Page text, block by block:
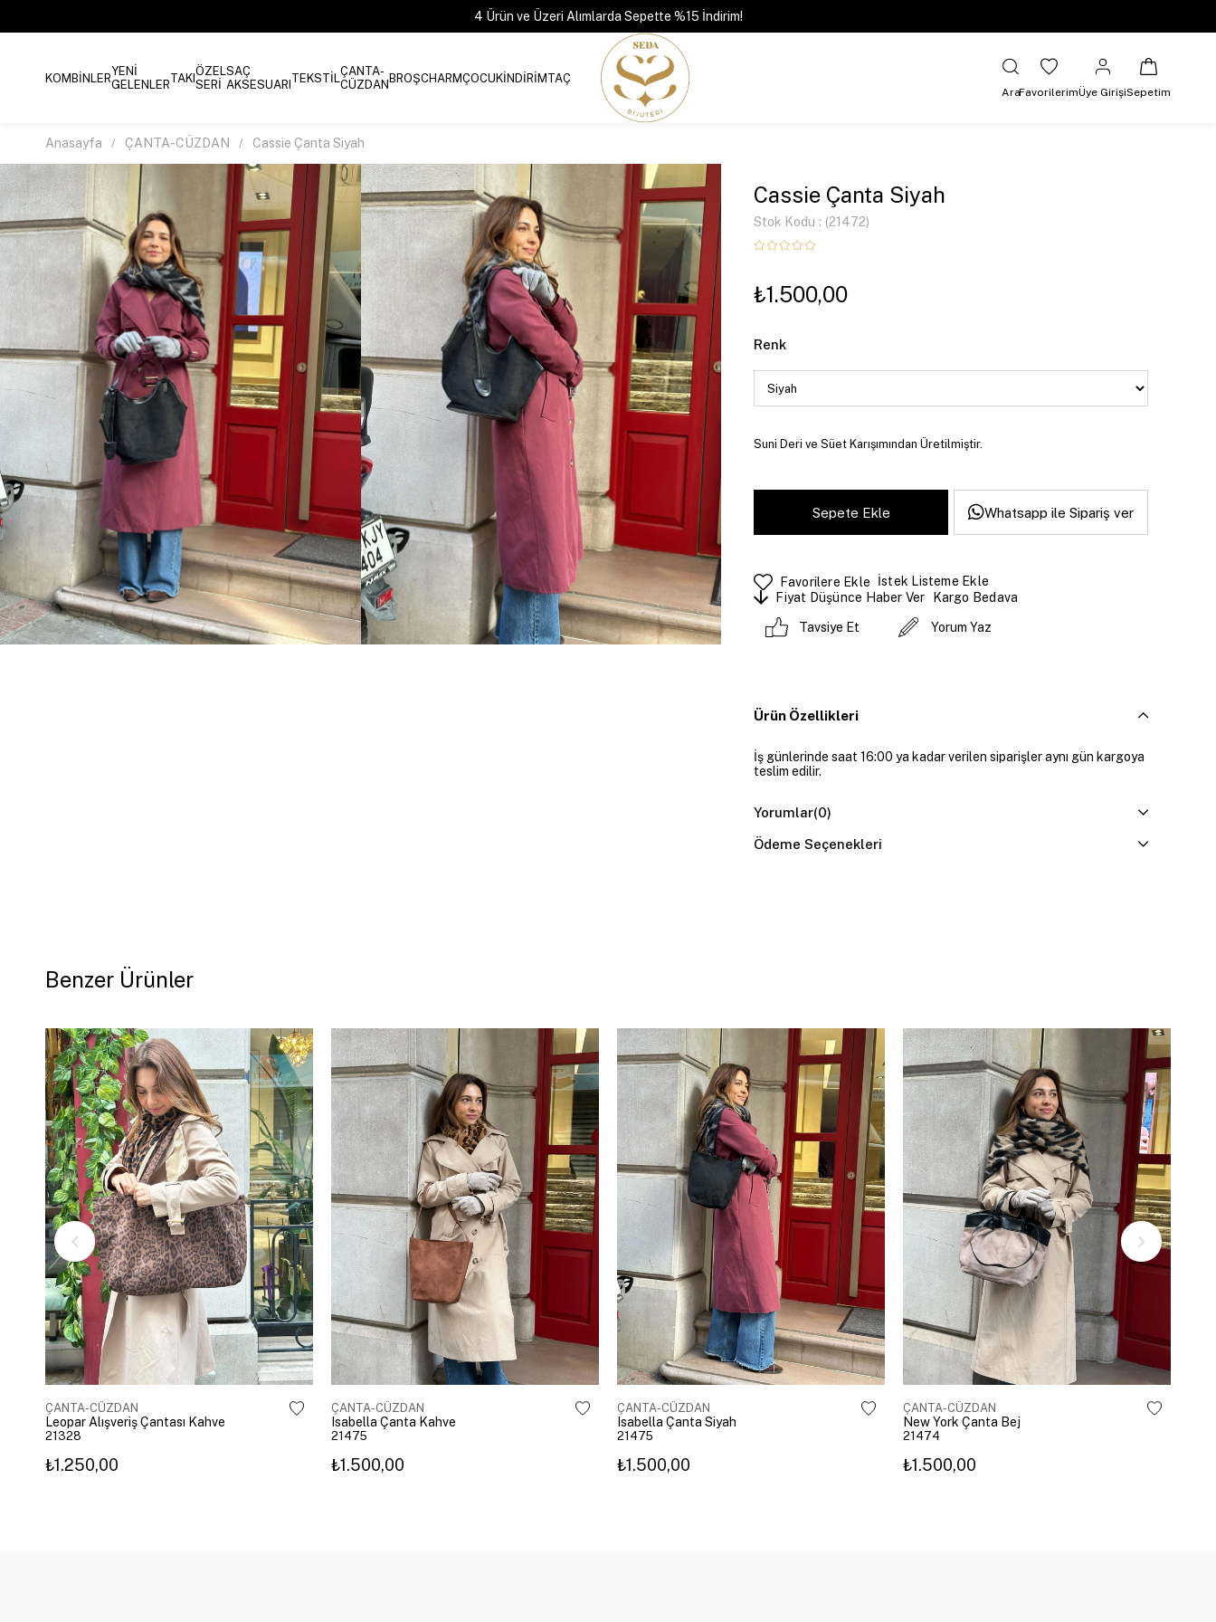
4 Ürün ve Üzeri Alımlarda Sepette %15 İndirim!
KOMBİNLERYENİ
GELENLERTAKIÖZEL
SERİ
SAÇ
AKSESUARI TEKSTİLÇANTA-
CÜZDANBROŞCHARMÇOCUKİNDİRİMTAÇ
AraFavorilerimÜye GirişiSepetim
Anasayfa ÇANTA-CÜZDAN Cassie Çanta Siyah
Cassie Çanta Siyah
Stok Kodu (21472)
₺1.500,00
Renk
Suni Deri ve Süet Karışımından Üretilmiştir.
Whatsapp ile Sipariş ver
Favorilere Ekle
İstek Listeme Ekle
Fiyat Düşünce Haber Ver
Kargo Bedava
Tavsiye Et Yorum Yaz
Ürün Özellikleri
İş günlerinde saat 16:00 ya kadar verilen siparişler aynı gün kargoya
teslim edilir.
Yorumlar(0)
Ödeme Seçenekleri
Benzer Ürünler
ÇANTA-CÜZDAN
Leopar Alışveriş Çantası Kahve
21328
₺1.250,00
ÇANTA-CÜZDAN
Isabella Çanta Kahve
21475
₺1.500,00
ÇANTA-CÜZDAN
Isabella Çanta Siyah
21475
₺1.500,00
ÇANTA-CÜZDAN
New York Çanta Bej
21474
₺1.500,00